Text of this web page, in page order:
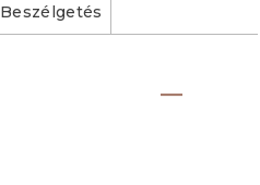
Beszélgetés